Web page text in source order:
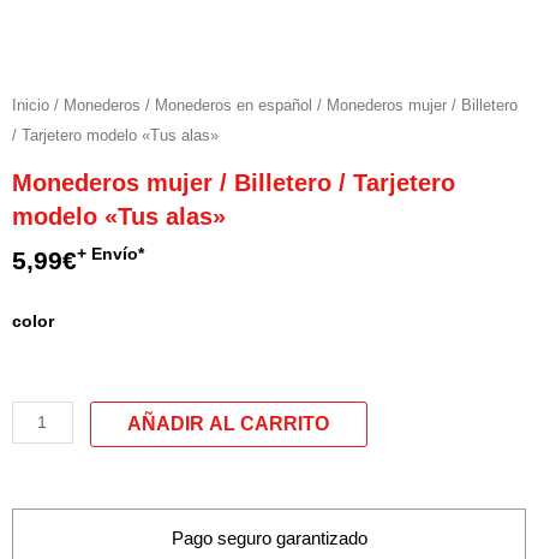
Inicio / Monederos / Monederos en español / Monederos mujer / Billetero
/ Tarjetero modelo «Tus alas»
Monederos mujer / Billetero / Tarjetero
modelo «Tus alas»
5,99€+ Envío*
color
Monederos
Billetero
Pago seguro garantizado